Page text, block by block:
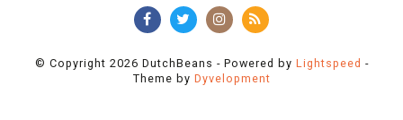
© Copyright 2026 DutchBeans - Powered by Lightspeed -
Theme by Dyvelopment